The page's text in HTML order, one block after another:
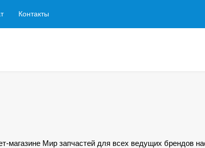
Контакты
Мир запчастей для всех ведущих брендов